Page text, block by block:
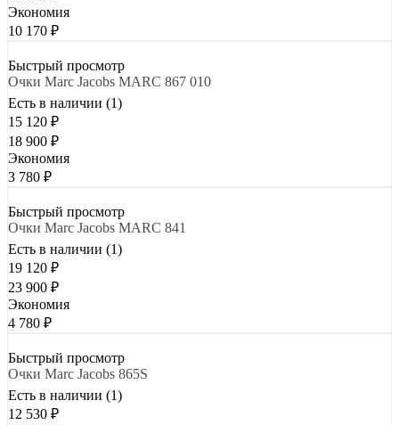
Экономия
10 170 ₽
Быстрый просмотр
Очки Marc Jacobs MARC 867 010
Есть в наличии (1)
15 120 ₽
18 900 ₽
Экономия
3 780 ₽
Быстрый просмотр
Очки Marc Jacobs MARC 841
Есть в наличии (1)
19 120 ₽
23 900 ₽
Экономия
4 780 ₽
Быстрый просмотр
Очки Marc Jacobs 865S
Есть в наличии (1)
12 530 ₽